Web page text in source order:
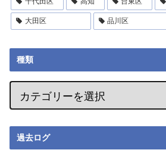
大田区 品川区
種類
過去ログ